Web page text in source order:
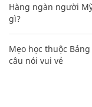
Hàng ngàn người
gì?
Mẹo học thuộc
câu nói vui vẻ